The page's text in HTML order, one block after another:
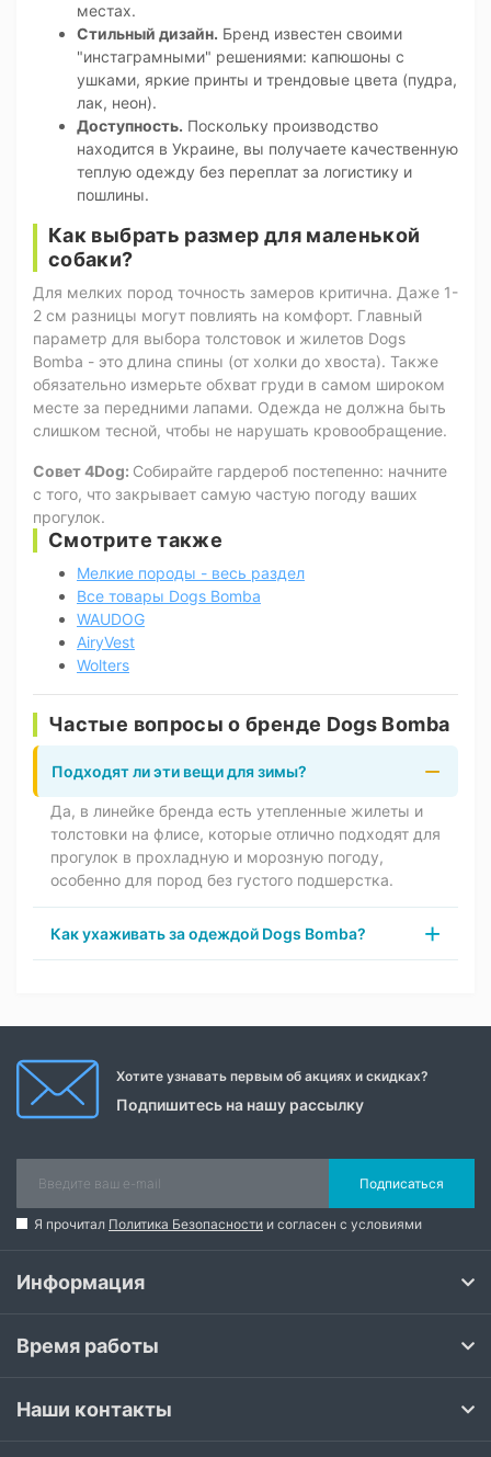
местах.
Стильный дизайн. Бренд известен своими
"инстаграмными" решениями: капюшоны с
ушками, яркие принты и трендовые цвета (пудра,
лак, неон).
Доступность. Поскольку производство
находится в Украине, вы получаете качественную
теплую одежду без переплат за логистику и
пошлины.
Как выбрать размер для маленькой
собаки?
Для мелких пород точность замеров критична. Даже 1-
2 см разницы могут повлиять на комфорт. Главный
параметр для выбора толстовок и жилетов Dogs
Bomba - это длина спины (от холки до хвоста). Также
обязательно измерьте обхват груди в самом широком
месте за передними лапами. Одежда не должна быть
слишком тесной, чтобы не нарушать кровообращение.
Совет 4Dog: Собирайте гардероб постепенно: начните
с того, что закрывает самую частую погоду ваших
прогулок.
Смотрите также
Мелкие породы - весь раздел
Все товары Dogs Bomba
WAUDOG
AiryVest
Wolters
Частые вопросы о бренде Dogs Bomba
Подходят ли эти вещи для зимы?
Да, в линейке бренда есть утепленные жилеты и
толстовки на флисе, которые отлично подходят для
прогулок в прохладную и морозную погоду,
особенно для пород без густого подшерстка.
Как ухаживать за одеждой Dogs Bomba?
Хотите узнавать первым об акциях и скидках?
Подпишитесь на нашу рассылку
Подписаться
Я прочитал Политика Безопасности и согласен с условиями
Информация
Время работы
Наши контакты